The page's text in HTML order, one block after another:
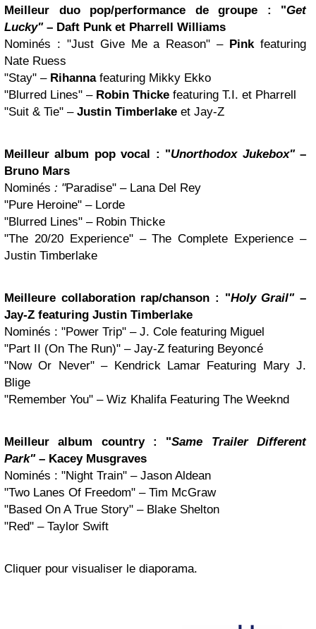
Meilleur duo pop/performance de groupe : "Get
Lucky"– Daft Punket Pharrell Williams
Nominés : "Just Give Me a Reason" – Pinkfeaturing
Nate Ruess
"Stay" – Rihannafeaturing Mikky Ekko
"Blurred Lines" – Robin Thicke featuring T.I. et Pharrell
"Suit & Tie" – Justin Timberlake et Jay-Z
Meilleur album pop vocal : "Unorthodox Jukebox"–
Bruno Mars
Nominés : "Paradise" – Lana Del Rey
"Pure Heroine" – Lorde
"Blurred Lines" – Robin Thicke
"The 20/20 Experience" – The Complete Experience –
Justin Timberlake
Meilleure collaboration rap/chanson : "Holy Grail"–
Jay-Z featuring Justin Timberlake
Nominés : "Power Trip" – J. Cole featuring Miguel
"Part II (On The Run)" – Jay-Z featuring Beyoncé
"Now Or Never" – Kendrick Lamar Featuring Mary J.
Blige
"Remember You" – Wiz Khalifa Featuring The Weeknd
Meilleur album country : "Same Trailer Different
Park"– Kacey Musgraves
Nominés : "Night Train" – Jason Aldean
"Two Lanes Of Freedom" – Tim McGraw
"Based On A True Story" – Blake Shelton
"Red" – Taylor Swift
Cliquer pour visualiser le diaporama.